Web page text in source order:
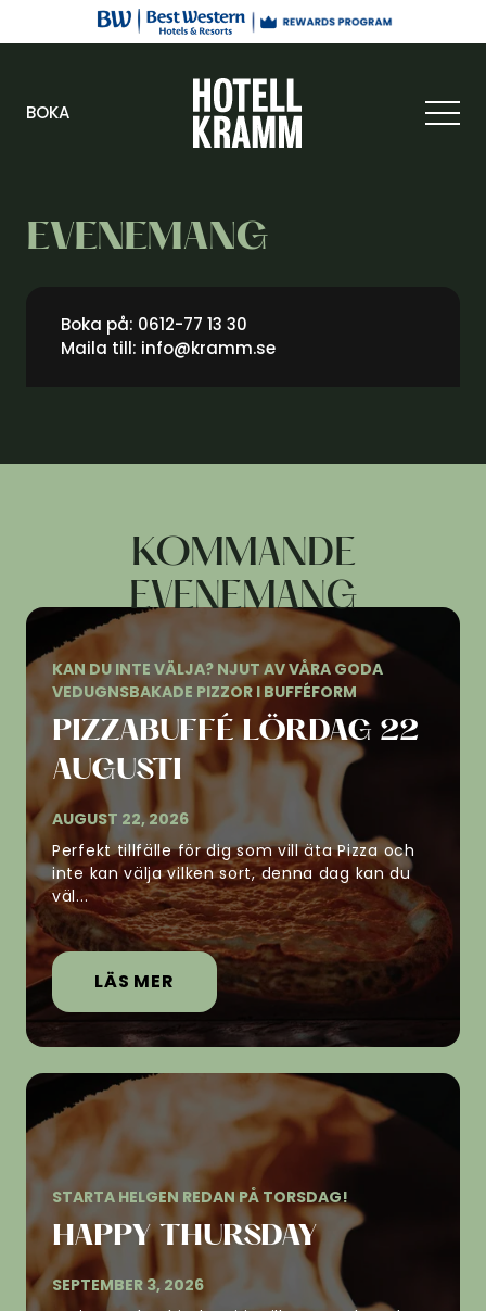
BOKA
EVENEMANG
Boka på: 0612-77 13 30
Maila till: info@kramm.se
KOMMANDE
EVENEMANG
KAN DU INTE VÄLJA? NJUT AV VÅRA GODA
VEDUGNSBAKADE PIZZOR I BUFFÉFORM
PIZZABUFFÉ LÖRDAG 22
AUGUSTI
AUGUST 22, 2026
Perfekt tillfälle för dig som vill äta Pizza och
inte kan välja vilken sort, denna dag kan du
väl...
LÄS MER
STARTA HELGEN REDAN PÅ TORSDAG!
HAPPY THURSDAY
SEPTEMBER 3, 2026